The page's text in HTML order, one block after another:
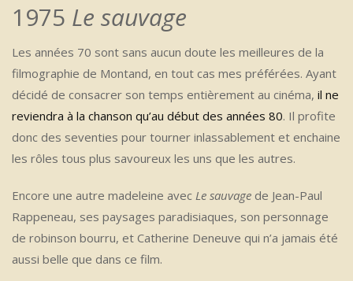
1975 Le sauvage
Les années 70 sont sans aucun doute les meilleures de la
filmographie de Montand, en tout cas mes préférées. Ayant
décidé de consacrer son temps entièrement au cinéma, il ne
reviendra à la chanson qu’au début des années 80. Il profite
donc des seventies pour tourner inlassablement et enchaine
les rôles tous plus savoureux les uns que les autres.
Encore une autre madeleine avec Le sauvage de Jean-Paul
Rappeneau, ses paysages paradisiaques, son personnage
de robinson bourru, et Catherine Deneuve qui n’a jamais été
aussi belle que dans ce film.